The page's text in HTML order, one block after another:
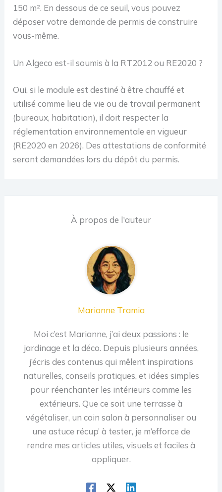
150 m². En dessous de ce seuil, vous pouvez
déposer votre demande de permis de construire
vous-même.
Un Algeco est-il soumis à la RT2012 ou RE2020 ?
Oui, si le module est destiné à être chauffé et
utilisé comme lieu de vie ou de travail permanent
(bureaux, habitation), il doit respecter la
réglementation environnementale en vigueur
(RE2020 en 2026). Des attestations de conformité
seront demandées lors du dépôt du permis.
À propos de l'auteur
Marianne Tramia
Moi c’est Marianne, j’ai deux passions : le
jardinage et la déco. Depuis plusieurs années,
j’écris des contenus qui mêlent inspirations
naturelles, conseils pratiques, et idées simples
pour réenchanter les intérieurs comme les
extérieurs. Que ce soit une terrasse à
végétaliser, un coin salon à personnaliser ou
une astuce récup’ à tester, je m’efforce de
rendre mes articles utiles, visuels et faciles à
appliquer.